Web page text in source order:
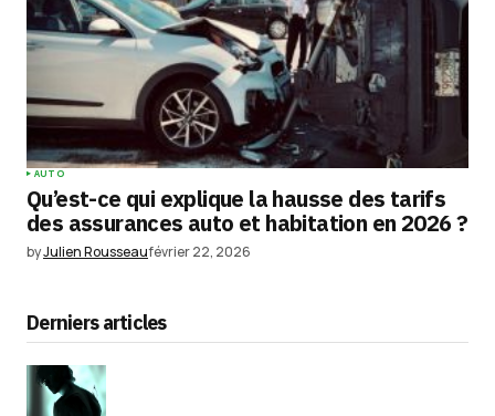
AUTO
Qu’est-ce qui explique la hausse des tarifs
des assurances auto et habitation en 2026 ?
byJulien Rousseaufévrier 22, 2026
Derniers articles